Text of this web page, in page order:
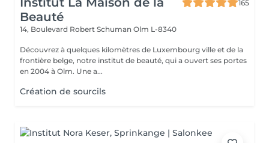
Beauté
165
14, Boulevard Robert Schuman Olm L-8340
Découvrez à quelques kilomètres de Luxembourg ville et de la
frontière belge, notre institut de beauté, qui a ouvert ses portes
en 2004 à Olm. Une a...
Création de sourcils